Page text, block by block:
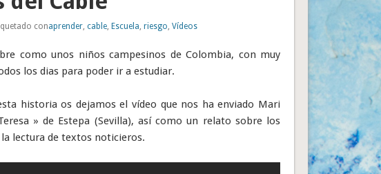
conaprender,cable,Escuela,riesgo,Vídeos
como unos niños campesinos de Colombia, con muy
los dias para poder ir a estudiar.
historia os dejamos el vídeo que nos ha enviado Mari
» de Estepa (Sevilla), así como un relato sobre los
lectura de textos noticieros.